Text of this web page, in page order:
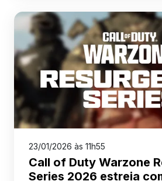
23/01/2026 às 11h55
Call of Duty Warzone
Series 2026 estreia